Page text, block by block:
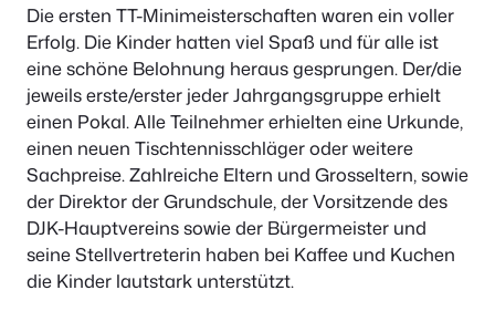
Die ersten TT-Minimeisterschaften waren ein voller
Erfolg. Die Kinder hatten viel Spaß und für alle ist
eine schöne Belohnung heraus gesprungen. Der/die
jeweils erste/erster jeder Jahrgangsgruppe erhielt
einen Pokal. Alle Teilnehmer erhielten eine Urkunde,
einen neuen Tischtennisschläger oder weitere
Sachpreise. Zahlreiche Eltern und Grosseltern, sowie
der Direktor der Grundschule, der Vorsitzende des
DJK-Hauptvereins sowie der Bürgermeister und
seine Stellvertreterin haben bei Kaffee und Kuchen
die Kinder lautstark unterstützt.